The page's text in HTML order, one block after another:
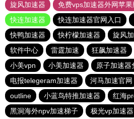
旋风加速器
免费vps加速器外网苹果
快连加速器
快连加速器官网入口
快鸭加速器
快柠檬加速器 旋风
软件中心
雷霆加速 狂飙加速器
小美vpn
小美加速器
原子加速器
电报telegeram加速器
河马加速官网
outline
小蓝鸟特推加速器 红海
黑洞海外npv加速梯子
极光vp加速器